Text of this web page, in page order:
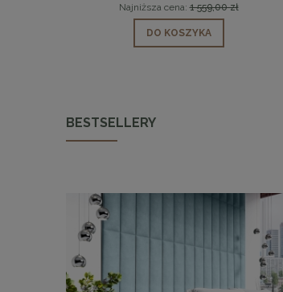
Najniższa cena:1 559,00 zł
DO KOSZYKA
BESTSELLERY